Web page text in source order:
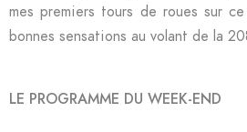
mes premiers tours de roues sur
bonnes sensations au volant de la
LE PROGRAMME DU WEEK-END